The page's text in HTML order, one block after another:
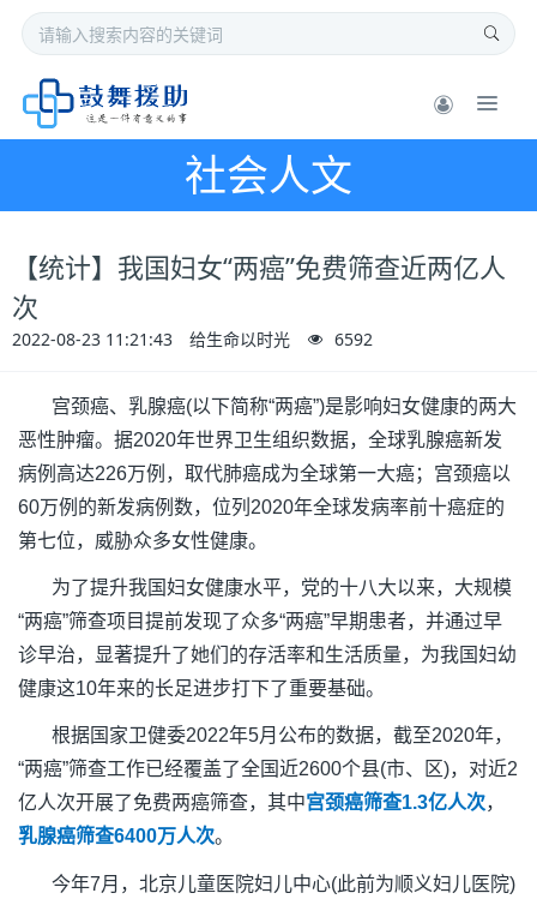
社会人文
【统计】我国妇女“两癌”免费筛查近两亿人
次
2022-08-23 11:21:43 给生命以时光 6592
宫颈癌、乳腺癌(以下简称“两癌”)是影响妇女健康的两大
恶性肿瘤。据2020年世界卫生组织数据，全球乳腺癌新发
病例高达226万例，取代肺癌成为全球第一大癌；宫颈癌以
60万例的新发病例数，位列2020年全球发病率前十癌症的
第七位，威胁众多女性健康。
为了提升我国妇女健康水平，党的十八大以来，大规模
“两癌”筛查项目提前发现了众多“两癌”早期患者，并通过早
诊早治，显著提升了她们的存活率和生活质量，为我国妇幼
健康这10年来的长足进步打下了重要基础。
根据国家卫健委2022年5月公布的数据，截至2020年，
“两癌”筛查工作已经覆盖了全国近2600个县(市、区)，对近2
亿人次开展了免费两癌筛查，其中宫颈癌筛查1.3亿人次，
乳腺癌筛查6400万人次。
今年7月，北京儿童医院妇儿中心(此前为顺义妇儿医院)